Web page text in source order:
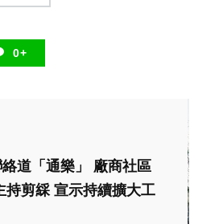
0+
道「通樂」 廠商社區
持剪綵 宣示持續擴大工